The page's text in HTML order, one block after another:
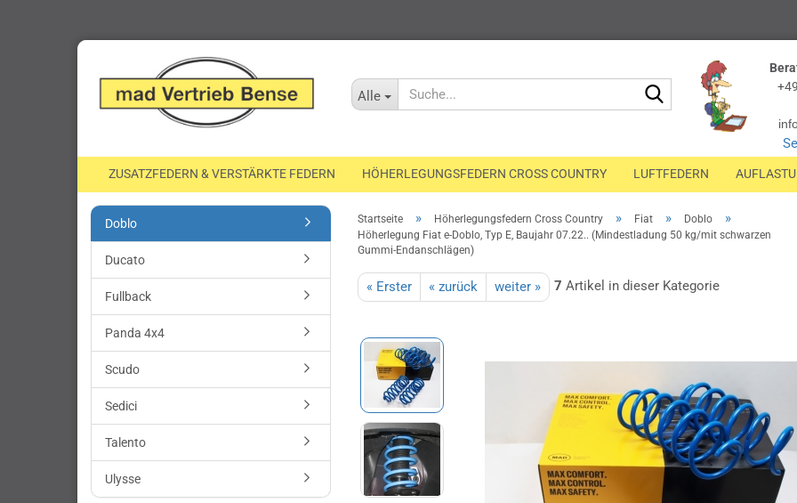
Alle
Suche...
ZUSATZFEDERN & VERSTÄRKTE FEDERN HÖHERLEGUNGSFEDERN CROSS COUNTRY LUFTFEDERN
Startseite » Höherlegungsfedern Cross Country » Fiat » Doblo »
Höherlegung Fiat e-Doblo, Typ E, Baujahr 07.22.. (Mindestladung 50 kg/mit schwarzen
Gummi-Endanschlägen)
« Erster « zurück weiter » 7 Artikel in dieser Kategorie
Doblo
Ducato
Fullback
Panda 4x4
Scudo
Sedici
Talento
Ulysse